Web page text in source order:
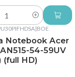
|BOE
Notebook Acer
54-59UV
(full HD)